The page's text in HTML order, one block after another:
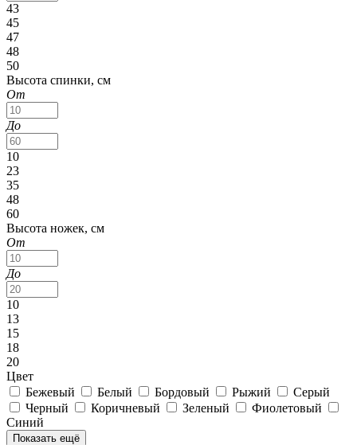
43
45
47
48
50
Высота спинки, см
От
До
10
23
35
48
60
Высота ножек, см
От
До
10
13
15
18
20
Цвет
Бежевый
Белый Бордовый Рыжий
Серый
Черный
Коричневый Зеленый
Фиолетовый
Синий
Показать ещё